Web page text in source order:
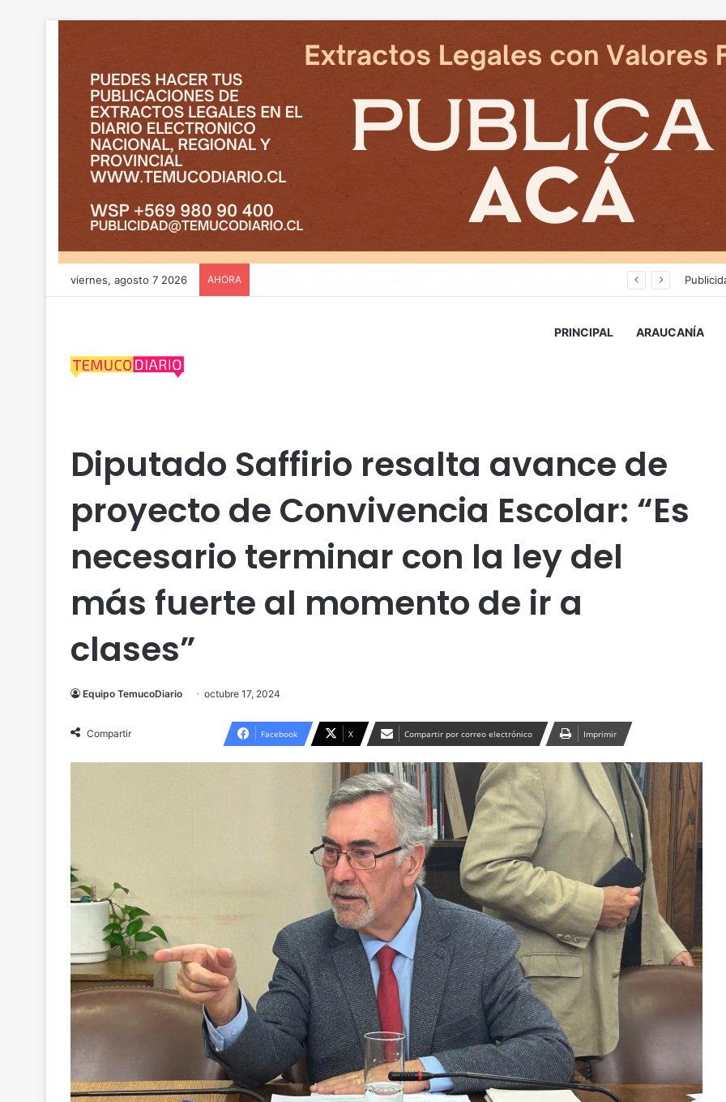
viernes, agosto 7 2026 AHORA
PRINCIPAL ARAUCANÍA
Diputado Saffirio resalta avance de
proyecto de Convivencia Escolar: “Es
necesario terminar con la ley del
más fuerte al momento de ir a
clases”
Equipo TemucoDiario octubre 17, 2024
Compartir Facebook X Compartir por correo electrónico Imprimir